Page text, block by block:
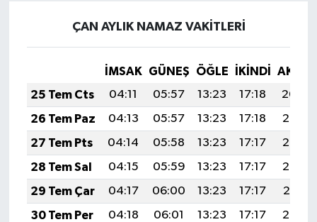
ÇAN AYLIK NAMAZ VAKITLERI
İMSAK GÜNEŞ ÖĞLE İKINDI
25 Tem Cts
04:11 05:57 13:23 17:18
20:40
26 Tem Paz
04:13 05:57 13:23 17:18
20:39
27 Tem Pts
04:14 05:58 13:23 17:17
20:38
28 Tem Sal
04:15 05:59 13:23 17:17
20:38
29 Tem Çar
04:17 06:00 13:23 17:17
20:37
30 Tem Per
04:18 06:01 13:23 17:17
20:36